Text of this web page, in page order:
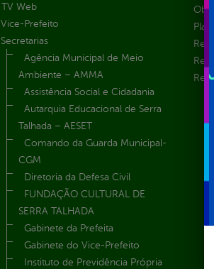
TV Web
Vice-Prefeito
Secretarias
Agência Municipal de Meio
Ambiente – AMMA
Assistência Social e Cidadania
Autarquia Educacional de Serra
Talhada – AESET
Comando da Guarda Municipal-
CGM
Diretoria da Defesa Civil
FUNDAÇÃO CULTURAL DE
SERRA TALHADA
Gabinete da Prefeita
Gabinete do Vice-Prefeito
Instituto de Previdência Própria